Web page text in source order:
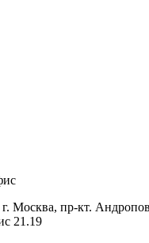
Москва, пр-кт.
21.19